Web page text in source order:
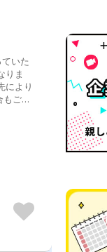
いた
りま
により
ござ
店